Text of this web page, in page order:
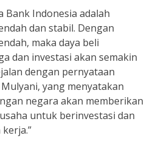
Bank Indonesia adalah
dan stabil. Dengan
maka daya beli
dan investasi akan semakin
dengan pernyataan
yang menyatakan
negara akan memberikan
untuk berinvestasi dan